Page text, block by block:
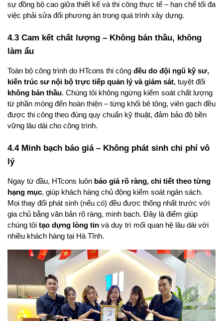
sự đồng bộ cao giữa thiết kế và thi công thực tế – hạn chế tối đa
việc phải sửa đổi phương án trong quá trình xây dựng.
4.3 Cam kết chất lượng – Không bán thầu, không
làm ẩu
Toàn bộ công trình do HTcons thi công đều do đội ngũ kỹ sư,
kiến trúc sư nội bộ trực tiếp quản lý và giám sát
không bán thầu. Chúng tôi không ngừng kiểm soát chất lượng
từ phần móng đến hoàn thiện – từng khối bê tông, viên gạch đều
được thi công theo đúng quy chuẩn kỹ thuật, đảm bảo độ bền
vững lâu dài cho công trình.
4.4 Minh bạch báo giá – Không phát sinh chi phí vô
lý
Ngay từ đầu, HTcons luôn báo giá rõ ràng, chi tiết theo từng
hạng mục, giúp khách hàng chủ động kiểm soát ngân sách.
Mọi thay đổi phát sinh (nếu có) đều được thống nhất trước với
gia chủ bằng văn bản rõ ràng, minh bạch. Đây là điểm giúp
chúng tôi tạo dựng lòng tin và duy trì mối quan hệ lâu dài với
nhiều khách hàng tại Hà Tĩnh.